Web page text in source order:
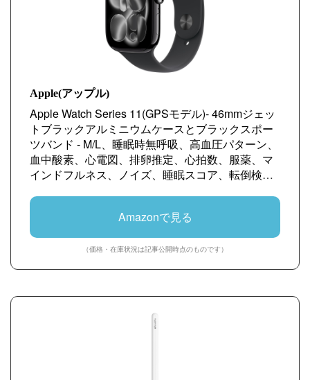
Apple(アップル)
Apple Watch Series 11(GPSモデル)- 46mmジェッ
トブラックアルミニウムケースとブラックスポー
ツバンド - M/L、睡眠時無呼吸、高血圧パターン、
血中酸素、心電図、排卵推定、心拍数、服薬、マ
インドフルネス、ノイズ、睡眠スコア、転倒検
電対応
Amazonで見る
（価格・在庫状況は記事公開時点のものです）